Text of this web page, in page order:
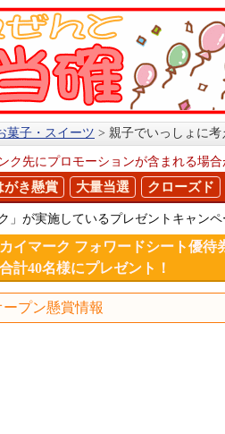
菓子・スイーツ 親子でいっしょに考
先にプロモーションが含まれる場合
がき懸賞 大量当選 クローズド
」が実施しているプレゼントキャンペ
イマーク フォワードシート優待
計40名様にプレゼント！
ープン懸賞情報